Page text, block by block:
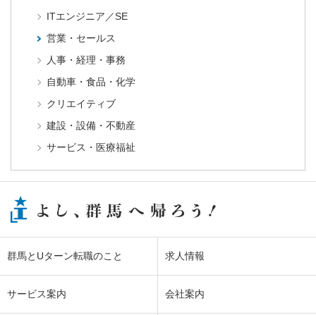
ITエンジニア／SE
営業・セールス
人事・経理・事務
自動車・食品・化学
クリエイティブ
建設・設備・不動産
サービス・医療福祉
群馬とUターン転職のこと 求人情報
サービス案内 会社案内